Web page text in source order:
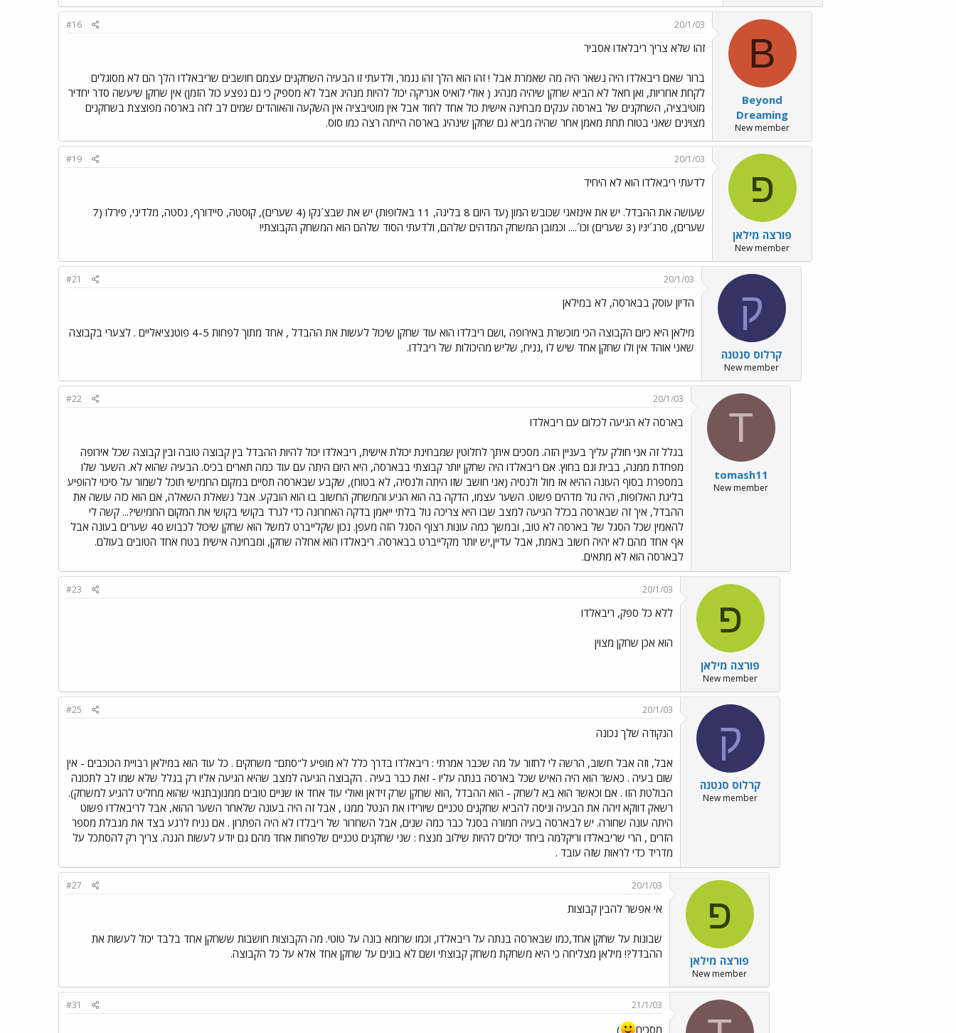
B
Beyond
Dreaming
New member
20/1/03
#16
זהו שלא צריך ריבלאדו אסביר
ברור שאם ריבאלדו היה נשאר היה מה שאמרת אבל ! זהו הוא הלך זהו נגמר, ולדעתי זו הבעיה השחקנים עצמם חושבים שריבאלדו הלך הם לא מסוגלים
לקחת אחריות, ואן חאל לא הביא שחקן שיהיה מנהיג ( אולי לואיס אנריקה יכול להיות מנהיג אבל לא מספיק כי גם נפצע כול הזמן) אין שחקן שיעשה סדר יחדיר
מוטיבציה, השחקנים של בארסה ענקים מבחינה אישית כול אחד לחוד אבל אין מוטיבציה אין השקעה והאוהדים שמים לב לזה בארסה מפוצצת בשחקנים
מצוינים שאני בטוח תחת מאמן אחר שהיה מביא גם שחקן שינהיג בארסה הייתה רצה כמו סוס.
פ
פורצה מילאן
New member
20/1/03
#19
לדעתי ריבאלדו הוא לא היחיד
שעושה את ההבדל. יש את אינזאגי שכובש המון (עד היום 8 בליגה, 11 באלופות) יש את שבצ´נקו (4 שערים), קוסטה, סיידורף, נסטה, מלדיני, פירלו (7
שערים), סרג´יניו (3 שערים) וכו´.... וכמובן המשחק המדהים שלהם, ולדעתי הסוד שלהם הוא המשחק הקבוצתי!
ק
קרלוס סנטנה
New member
20/1/03
#21
הדיון עוסק בבארסה, לא במילאן
מילאן היא כיום הקבוצה הכי מוכשרת באירופה ,ושם ריבלדו הוא עוד שחקן שיכול לעשות את ההבדל , אחד מתוך לפחות 4-5 פוטנציאליים . לצערי בקבוצה
שאני אוהד אין ולו שחקן אחד שיש לו ,נניח, שליש מהיכולות של ריבלדו.
T
tomash11
New member
20/1/03
#22
בארסה לא הגיעה לכלום עם ריבאלדו
בגלל זה אני חולק עליך בעניין הזה. מסכים איתך לחלוטין שמבחינת יכולת אישית, ריבאלדו יכול להיות ההבדל בין קבוצה טובה ובין קבוצה שכל אירופה
מפחדת ממנה, בבית וגם בחוץ. אם ריבאלדו היה שחקן יותר קבוצתי בבארסה, היא היום היתה עם עוד כמה תארים בכיס. הבעיה שהוא לא. השער שלו
במספרת בסוף העונה ההיא אז מול ולנסיה (אני חושב שזו היתה ולנסיה, לא בטוח), שקבע שבארסה תסיים במקום החמישי תוכל לשמור על סיכוי להופיע
בליגת האלופות, היה גול מדהים פשוט. השער עצמו, הדקה בה הוא הגיע והמשחק החשוב בו הוא הובקע. אבל נשאלת השאלה, אם הוא כזה עושה את
ההבדל, איך זה שבארסה בכלל הגיעה למצב שבו היא צריכה גול בלתי ייאמן בדקה האחרונה כדי לגרד בקושי בקושי את המקום החמישי?... קשה לי
להאמין שכל הסגל של בארסה לא טוב, ובמשך כמה עונות רצוף הסגל הזה מעפן. נכון שקלייברט למשל הוא שחקן שיכול לכבוש 40 שערים בעונה אבל
אף אחד מהם לא יהיה חשוב באמת, אבל עדיין,יש יותר מקלייברט בבארסה. ריבאלדו הוא אחלה שחקן, ומבחינה אישית בטח אחד הטובים בעולם.
לבארסה הוא לא מתאים.
פ
פורצה מילאן
New member
20/1/03
#23
ללא כל ספק, ריבאלדו
הוא אכן שחקן מצוין
ק
קרלוס סנטנה
New member
20/1/03
#25
הנקודה שלך נכונה
אבל, וזה אבל חשוב, הרשה לי לחזור על מה שכבר אמרתי : ריבאלדו בדרך כלל לא מופיע ל"סתם" משחקים . כל עוד הוא במילאן רבויית הכוכבים - אין
שום בעיה . כאשר הוא היה האיש שכל בארסה בנתה עליו - זאת כבר בעיה . הקבוצה הגיעה למצב שהיא הגיעה אליו רק בגלל שלא שמו לב לתכונה
הבולטת הזו . אם וכאשר הוא בא לשחק - הוא ההבדל ,הוא שחקן שרק זידאן ואולי עוד אחד או שניים טובים ממנו(בתנאי שהוא מחליט להגיע למשחק).
רשאק דווקא זיהה את הבעיה וניסה להביא שחקנים טכניים שיורידו את הנטל ממנו , אבל זה היה בעונה שלאחר השער ההוא, אבל לריבאלדו פשוט
היתה עונה שחורה. יש לבארסה בעיה חמורה בסגל כבר כמה שנים, אבל השחרור של ריבלדו לא היה הפתרון . אם נניח לרגע בצד את מגבלת מספר
הזרים , הרי שריבאלדו וריקלמה ביחד יכולים להיות שילוב מנצח : שני שחקנים טכניים שלפחות אחד מהם גם יודע לעשות הגנה. צריך רק להסתכל על
מדריד כדי לראות שזה עובד .
פ
פורצה מילאן
New member
20/1/03
#27
אי אפשר להבין קבוצות
שבונות על שחקן אחד,כמו שבארסה בנתה על ריבאלדו, וכמו שרומא בונה על טוטי. מה הקבוצות חושבות ששחקן אחד בלבד יכול לעשות את
ההבדל?! מילאן מצליחה כי היא משחקת משחק קבוצתי ושם לא בונים על שחקן אחד אלא על כל הקבוצה.
21/1/03
#31
מסכים )